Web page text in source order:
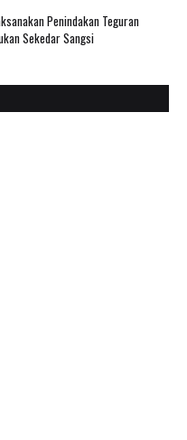
Penindakan Teguran
Sekedar Sangsi